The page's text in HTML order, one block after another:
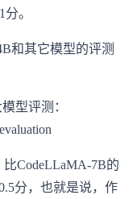
。
和其它模型的评测
型评测：
CodeLLaMA-7B的
分，也就是说，作